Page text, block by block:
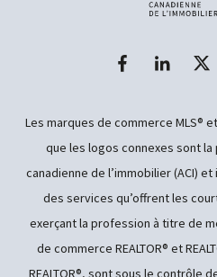
Les marques de commerce MLS®
que les logos connexes sont la
canadienne de l’immobilier (ACI)
des services qu’offrent les
exerçant la profession à titre de
de commerce REALTOR® et
REALTOR®, sont sous le contrôle